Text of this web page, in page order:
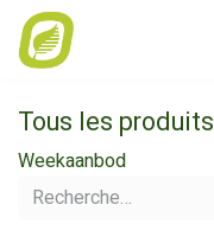
Se rendre au contenu
Tous les produits
Weekaanbod